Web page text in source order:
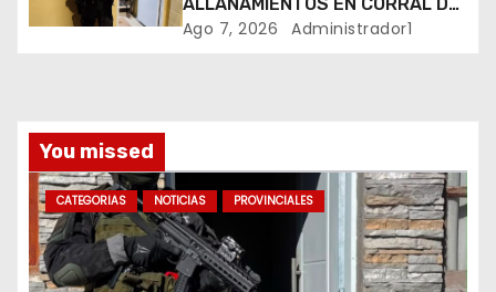
d
a
s
BUSTOS-IFFLINGER
Ago 7, 2026 Administrador1
You missed
CATEGORIAS NOTICIAS PROVINCIALES